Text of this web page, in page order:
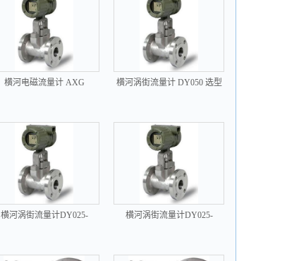
横河电磁流量计 AXG
横河涡街流量计 DY050 选型
横河涡街流量计DY025-
横河涡街流量计DY025-